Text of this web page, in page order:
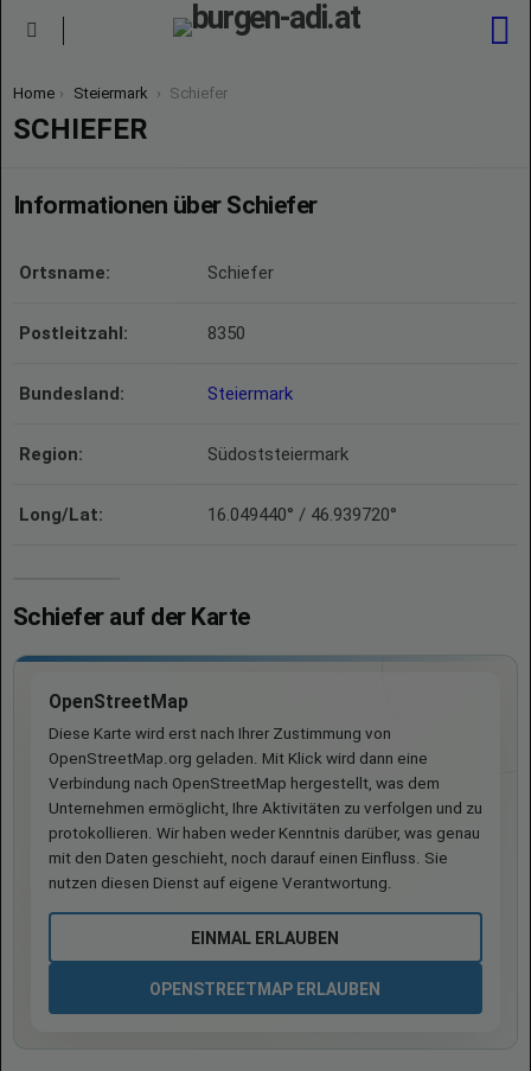
You are here:
Home Steiermark Schiefer
SCHIEFER
Informationen über Schiefer
Ortsname: Schiefer
Postleitzahl: 8350
Bundesland: Steiermark
Region: Südoststeiermark
Long/Lat: 16.049440° / 46.939720°
Schiefer auf der Karte
OpenStreetMap
Diese Karte wird erst nach Ihrer Zustimmung von
OpenStreetMap.org geladen. Mit Klick wird dann eine
Verbindung nach OpenStreetMap hergestellt, was dem
Unternehmen ermöglicht, Ihre Aktivitäten zu verfolgen und zu
protokollieren. Wir haben weder Kenntnis darüber, was genau
mit den Daten geschieht, noch darauf einen Einfluss. Sie
nutzen diesen Dienst auf eigene Verantwortung.
EINMAL ERLAUBEN
OPENSTREETMAP ERLAUBEN